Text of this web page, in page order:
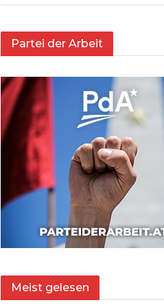
Partei der Arbeit
Meist gelesen